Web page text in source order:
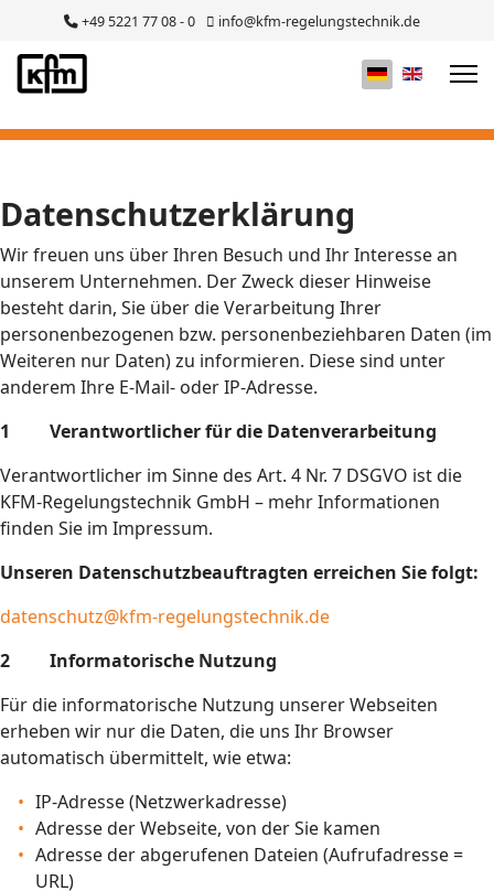
+49 5221 77 08 - 0 info@kfm-regelungstechnik.de
Sprache
Datenschutzerklärung
Wir freuen uns über Ihren Besuch und Ihr Interesse an
unserem Unternehmen. Der Zweck dieser Hinweise
besteht darin, Sie über die Verarbeitung Ihrer
personenbezogenen bzw. personenbeziehbaren Daten (im
Weiteren nur Daten) zu informieren. Diese sind unter
anderem Ihre E-Mail- oder IP-Adresse.
1 Verantwortlicher für die Datenverarbeitung
Verantwortlicher im Sinne des Art. 4 Nr. 7 DSGVO ist die
KFM-Regelungstechnik GmbH – mehr Informationen
finden Sie im Impressum.
Unseren Datenschutzbeauftragten erreichen Sie folgt:
datenschutz@kfm-regelungstechnik.de
2 Informatorische Nutzung
Für die informatorische Nutzung unserer Webseiten
erheben wir nur die Daten, die uns Ihr Browser
automatisch übermittelt, wie etwa:
IP-Adresse (Netzwerkadresse)
Adresse der Webseite, von der Sie kamen
Adresse der abgerufenen Dateien (Aufrufadresse =
URL)